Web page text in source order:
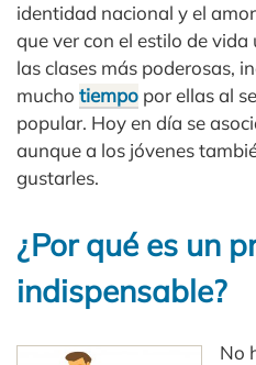
identidad nacional y el
que ver con el estilo de
las clases más poderosas,
mucho tiempo por ellas al
popular. Hoy en día se
aunque a los jóvenes
gustarles.
¿Por qué es un
indispensable?
No